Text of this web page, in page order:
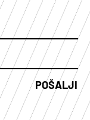
POŠALJI